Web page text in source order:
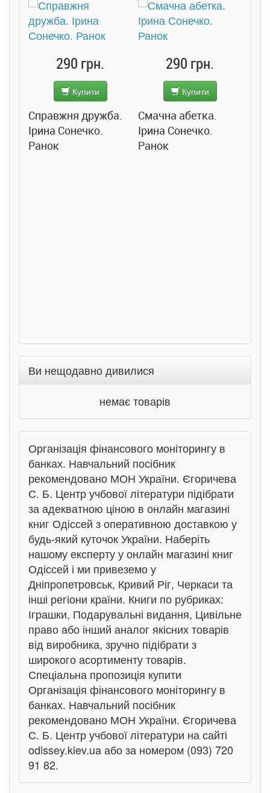
290 грн.
Купити
Справжня дружба.
Ірина Сонечко.
Ранок
290 грн.
Купити
Смачна абетка.
Ірина Сонечко.
Ранок
Ви нещодавно дивилися
немає товарів
Організація фінансового моніторингу в
банках. Навчальний посібник
рекомендовано МОН України. Єгоричева
С. Б. Центр учбової літератури підібрати
за адекватною ціною в онлайн магазині
книг Одіссей з оперативною доставкою у
будь-який куточок України. Наберіть
нашому експерту у онлайн магазині книг
Одіссей і ми привеземо у
Дніпропетровськ, Кривий Ріг, Черкаси та
інші регіони країни. Книги по рубриках:
Іграшки, Подарувальні видання, Цивільне
право або інший аналог якісних товарів
від виробника, зручно підібрати з
широкого асортименту товарів.
Спеціальна пропозиція купити
Організація фінансового моніторингу в
банках. Навчальний посібник
рекомендовано МОН України. Єгоричева
С. Б. Центр учбової літератури на сайті
odissey.kiev.ua або за номером (093) 720
91 82.